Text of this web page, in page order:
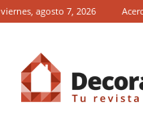
viernes, agosto 7, 2026